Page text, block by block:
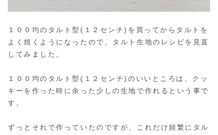
１００均のタルト型(１２センチ)を買ってからタルトを
よく焼くようになったので、タルト生地のレシピを見直
してみました。
１００均のタルト型(１２センチ)のいいところは、クッ
キーを作った時に余った少しの生地で作れるという事で
す。
ずっとそれで作っていたのですが、これだけ頻繁にタル